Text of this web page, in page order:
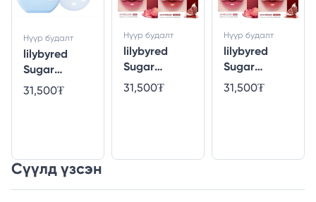
lilybyred
Sugar
Wrapping
Tint Gloss 08
Нүүр будалт
31,500₮
lilybyred
Sugar
Wrapping
Tint Gloss 06
Нүүр будалт
31,500₮
lilybyred
Sugar
Wrapping
Tint Gloss 04
Нүүр будалт
31,500₮
Сүүлд үзсэн